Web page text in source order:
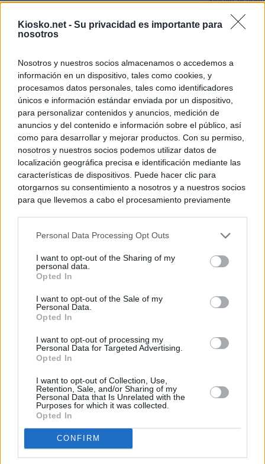
Kiosko.net - Su privacidad es importante para
nosotros
Nosotros y nuestros socios almacenamos o accedemos a
información en un dispositivo, tales como cookies, y
procesamos datos personales, tales como identificadores
únicos e información estándar enviada por un dispositivo,
para personalizar contenidos y anuncios, medición de
anuncios y del contenido e información sobre el público, así
como para desarrollar y mejorar productos. Con su permiso,
nosotros y nuestros socios podemos utilizar datos de
localización geográfica precisa e identificación mediante las
características de dispositivos. Puede hacer clic para
otorgarnos su consentimiento a nosotros y a nuestros socios
para que llevemos a cabo el procesamiento previamente
negar su consentimiento. Tenga en cuenta que algún
de su consentimiento, pero usted tiene el derecho de
rechazar tal procesamiento. Sus preferencias se aplicarán
cualquier momento entrando de nuevo en este sitio web o
visitando nuestra política de privacidad.
Personal Data Processing Opt Outs
I want to opt-out of the Sharing of my
personal data.
Opted In
I want to opt-out of the Sale of my
Personal Data.
Opted In
I want to opt-out of processing my
Personal Data for Targeted Advertising.
Opted In
I want to opt-out of Collection, Use,
Retention, Sale, and/or Sharing of my
Personal Data that Is Unrelated with the
Purposes for which it was collected.
Opted In
CONFIRM
Sánchez
© Kiosko.net Aviso Legal Privacidad y Cookies